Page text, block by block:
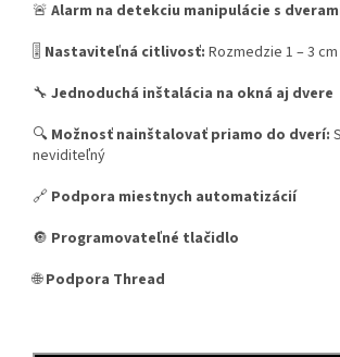
🚨 Alarm na detekciu manipulácie s
🎚️ Nastaviteľná citlivosť: Rozmedzie 1 – 3 cm
🔧 Jednoduchá inštalácia na okná aj dvere
🔍 Možnosť nainštalovať priamo do dverí:
neviditeľný
🔗 Podpora miestnych automatizácií
🔘 Programovateľné tlačidlo
🌐 Podpora Thread